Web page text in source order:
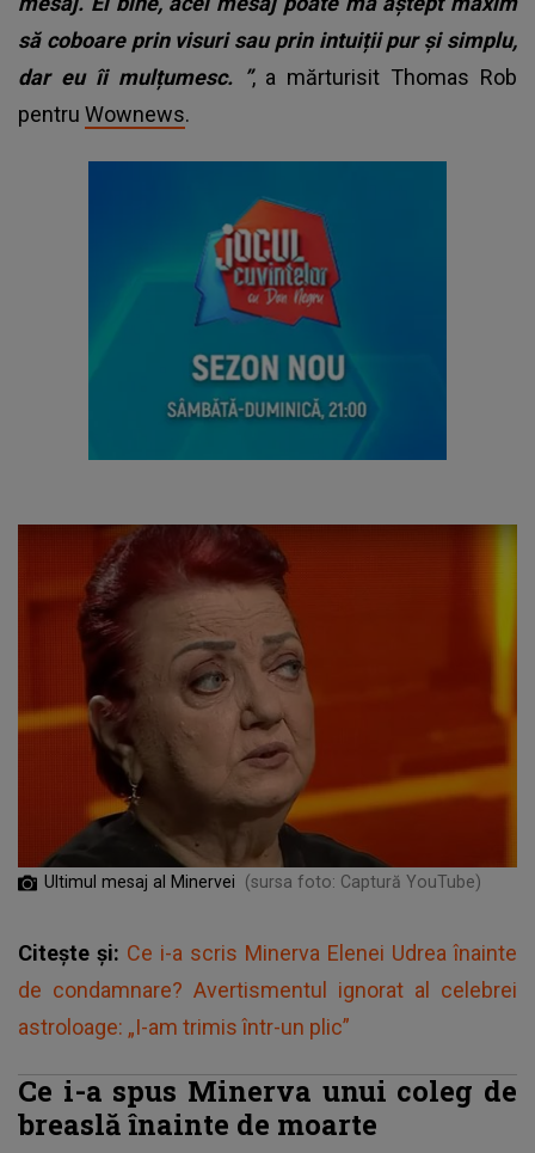
să coboare prin visuri sau prin intuiții pur și simplu,
dar eu îi mulțumesc. ”, a mărturisit Thomas Rob
pentru Wownews.
Ultimul mesaj al Minervei (sursa foto: Captură YouTube)
Citește și: Ce i-a scris Minerva Elenei Udrea înainte
de condamnare? Avertismentul ignorat al celebrei
astroloage: „I-am trimis într-un plic”
Ce i-a spus Minerva unui coleg de
breaslă înainte de moarte